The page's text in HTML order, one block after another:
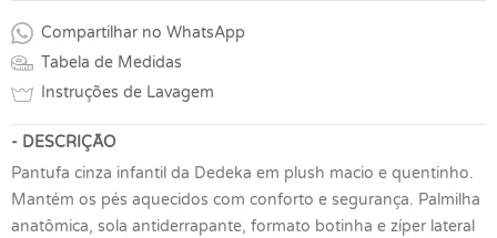
Compartilhar no WhatsApp
Tabela de Medidas
Instruções de Lavagem
- DESCRIÇÃO
Pantufa cinza infantil da Dedeka em plush macio e quentinho.
Mantém os pés aquecidos com conforto e segurança. Palmilha
anatômica, sola antiderrapante, formato botinha e zíper lateral